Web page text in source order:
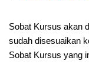
Sobat Kursus akan
sudah disesuaikan
Sobat Kursus yang